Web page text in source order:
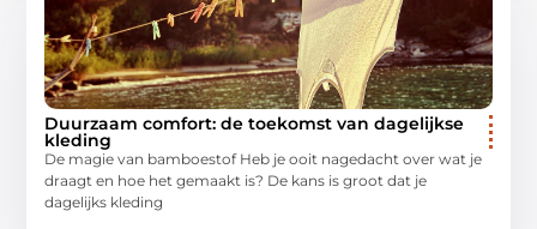
Duurzaam comfort: de toekomst van dagelijkse
kleding
De magie van bamboestof Heb je ooit nagedacht over wat je
draagt en hoe het gemaakt is? De kans is groot dat je
dagelijks kleding